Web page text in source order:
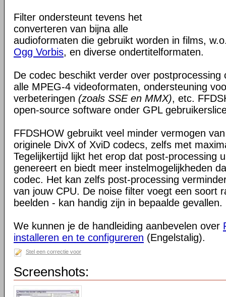
Filter ondersteunt tevens het
converteren van bijna alle
audioformaten die gebruikt worden in films,
Ogg Vorbis, en diverse ondertitelformaten.
De codec beschikt verder over postprocessing
alle MPEG-4 videoformaten, ondersteuning
verbeteringen (zoals SSE en MMX), etc.
open-source software onder GPL
FFDSHOW gebruikt veel minder vermogen
originele DivX of XviD codecs, zelfs met
Tegelijkertijd lijkt het erop dat post-processing
genereert en biedt meer instelmogelijkheden
codec. Het kan zelfs post-processing
van jouw CPU. De noise filter voegt een soort
beelden - kan handig zijn in bepaalde gevallen.
We kunnen je de handleiding aanbevelen over
installeren en te configureren (Engelstalig).
Stel een correctie voor
Screenshots: